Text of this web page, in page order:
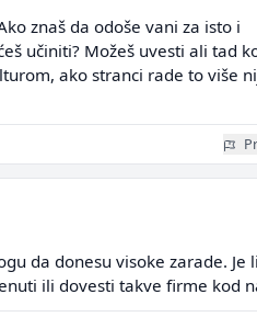
znaš da odoše vani za isto i
učiniti? Možeš uvesti ali tad
ako stranci rade to više
da donesu visoke zarade. Je
ili dovesti takve firme kod